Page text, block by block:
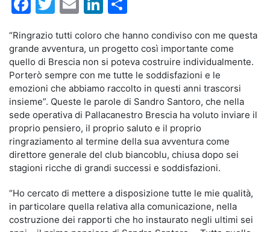
“Ringrazio tutti coloro che hanno condiviso con me questa
grande avventura, un progetto così importante come
quello di Brescia non si poteva costruire individualmente.
Porterò sempre con me tutte le soddisfazioni e le
emozioni che abbiamo raccolto in questi anni trascorsi
insieme”. Queste le parole di Sandro Santoro, che nella
sede operativa di Pallacanestro Brescia ha voluto inviare il
proprio pensiero, il proprio saluto e il proprio
ringraziamento al termine della sua avventura come
direttore generale del club biancoblu, chiusa dopo sei
stagioni ricche di grandi successi e soddisfazioni.
“Ho cercato di mettere a disposizione tutte le mie qualità,
in particolare quella relativa alla comunicazione, nella
costruzione dei rapporti che ho instaurato negli ultimi sei